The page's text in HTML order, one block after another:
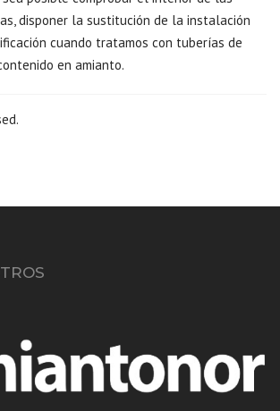
disponer la sustitución de la instalación
cuando tratamos con tuberías de
en amianto.